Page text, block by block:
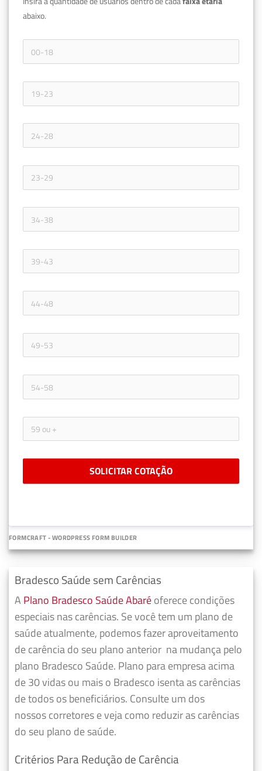
abaixo.
SOLICITAR COTAÇÃO
FORMCRAFT - WORDPRESS FORM BUILDER
Bradesco Saúde sem Carências
A Plano Bradesco Saúde Abaréoferece condições
especiais nas carências. Se você tem um plano de
saúde atualmente, podemos fazeraproveitamento
de carência do seu plano anterior na mudança pelo
plano Bradesco Saúde. Plano para empresa acima
de 30 vidas ou mais o Bradesco isenta as carências
de todos os beneficiários. Consulte um dos
nossos corretores e veja como reduzir as carências
do seu plano de saúde.
Critérios Para Redução de Carência